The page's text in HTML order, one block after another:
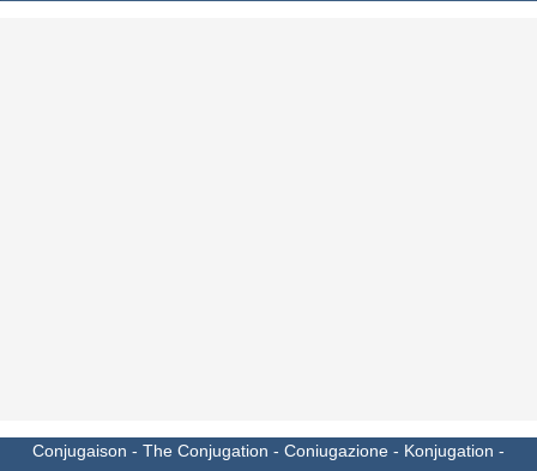
Conjugaison - The Conjugation - Coniugazione - Konjugation -